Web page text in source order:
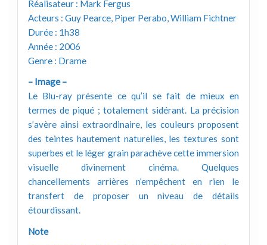
Réalisateur : Mark Fergus
Acteurs : Guy Pearce, Piper Perabo, William Fichtner
Durée : 1h38
Année : 2006
Genre : Drame
– Image –
Le Blu-ray présente ce qu’il se fait de mieux en
termes de piqué ; totalement sidérant. La précision
s’avère ainsi extraordinaire, les couleurs proposent
des teintes hautement naturelles, les textures sont
superbes et le léger grain parachève cette immersion
visuelle divinement cinéma. Quelques
chancellements arrières n’empêchent en rien le
transfert de proposer un niveau de détails
étourdissant.
Note